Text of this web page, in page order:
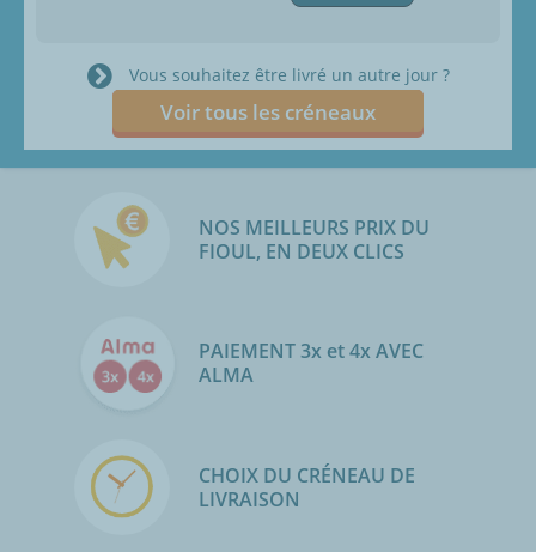
Vous souhaitez être livré un autre jour ?
Voir tous les créneaux
NOS MEILLEURS PRIX DU
FIOUL, EN DEUX CLICS
PAIEMENT 3x et 4x AVEC
ALMA
CHOIX DU CRÉNEAU DE
LIVRAISON